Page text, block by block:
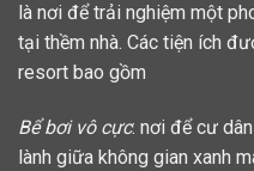
là nơi để trải nghiệm một
tại thềm nhà. Các tiện ích
resort bao gồm
Bể bơi vô cực: nơi để cư
lành giữa không gian xanh